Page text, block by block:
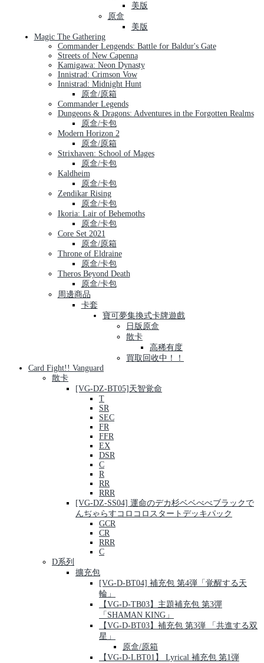
美版
原盒
美版
Magic The Gathering
Commander Lengends: Battle for Baldur's Gate
Streets of New Capenna
Kamigawa: Neon Dynasty
Innistrad: Crimson Vow
Innistrad: Midnight Hunt
原盒/原箱
Commander Legends
Dungeons & Dragons: Adventures in the Forgotten Realms
原盒/卡包
Modern Horizon 2
原盒/原箱
Strixhaven: School of Mages
原盒/卡包
Kaldheim
原盒/卡包
Zendikar Rising
原盒/卡包
Ikoria: Lair of Behemoths
原盒/卡包
Core Set 2021
原盒/原箱
Throne of Eldraine
原盒/卡包
Theros Beyond Death
原盒/卡包
周邊商品
卡套
寶可夢集換式卡牌遊戲
日版原盒
散卡
高稀有度
買取回收中！！
Card Fight!! Vanguard
散卡
[VG-DZ-BT05]天智覚命
T
SR
SEC
FR
FFR
EX
DSR
C
R
RR
RRR
[VG-DZ-SS04] 運命のデカ杉ベベべべブラックで
んぢゃらすコロコロスタートデッキパック
GCR
CR
RRR
C
D系列
擴充包
[VG-D-BT04] 補充包 第4弾「覚醒する天
輪」
【VG-D-TB03】主題補充包 第3彈
「SHAMAN KING」
【VG-D-BT03】補充包 第3弾 「共進する双
星」
原盒/原箱
【VG-D-LBT01】 Lyrical 補充包 第1弾